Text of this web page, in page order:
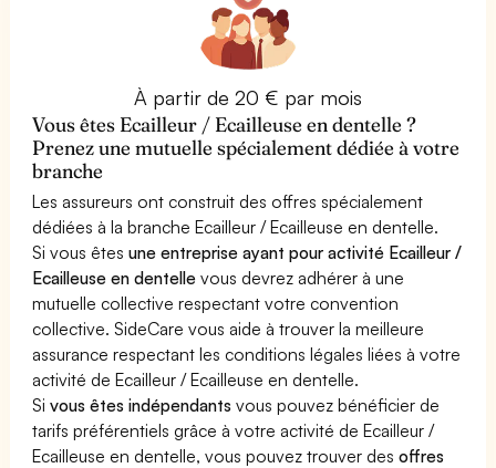
À partir de 20 € par mois
Vous êtes Ecailleur / Ecailleuse en dentelle ?
Prenez une mutuelle spécialement dédiée à votre
branche
Les assureurs ont construit des offres spécialement
dédiées à la branche Ecailleur / Ecailleuse en dentelle.
Si vous êtesune entreprise ayant pour activité Ecailleur /
Ecailleuse en dentelle vous devrez adhérer à une
mutuelle collective respectant votre convention
collective. SideCare vous aide à trouver la meilleure
assurance respectant les conditions légales liées à votre
activité de Ecailleur / Ecailleuse en dentelle.
Sivous êtes indépendants vous pouvez bénéficier de
tarifs préférentiels grâce à votre activité de Ecailleur /
Ecailleuse en dentelle, vous pouvez trouver desoffres